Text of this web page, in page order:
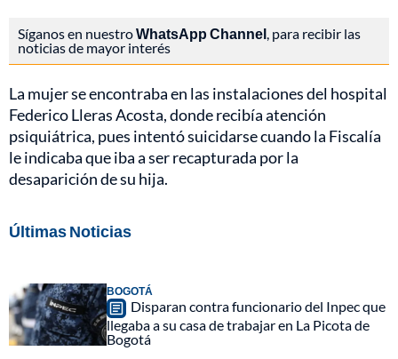
Síganos en nuestroWhatsApp Channel , para recibir las
noticias de mayor interés
La mujer se encontraba en las instalaciones del hospital
Federico Lleras Acosta, donde recibía atención
psiquiátrica, pues intentó suicidarse cuando la Fiscalía
le indicaba que iba a ser recapturada por la
desaparición de su hija.
Últimas Noticias
BOGOTÁ
Disparan contra funcionario del Inpec que
llegaba a su casa de trabajar en La Picota de
Bogotá